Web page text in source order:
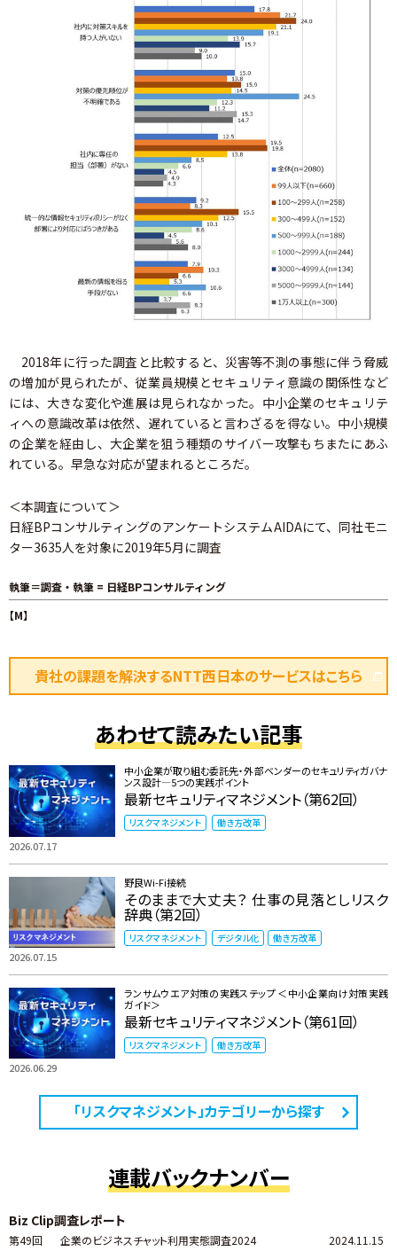
2018年に行った調査と比較すると、災害等不測の事態に伴う脅威
の増加が見られたが、従業員規模とセキュリティ意識の関係性など
には、大きな変化や進展は見られなかった。中小企業のセキュリテ
ィへの意識改革は依然、遅れていると言わざるを得ない。中小規模
の企業を経由し、大企業を狙う種類のサイバー攻撃もちまたにあふ
れている。早急な対応が望まれるところだ。
＜本調査について＞
日経BPコンサルティングのアンケートシステムAIDAにて、同社モニ
ター3635人を対象に2019年5月に調査
執筆＝調査・執筆 = 日経BPコンサルティング
【M】
貴社の課題を解決するNTT西日本のサービスはこちら
あわせて読みたい記事
2026.07.17
中小企業が取り組む委託先・外部ベンダーのセキュリティガバナ
ンス設計―5つの実践ポイント
最新セキュリティマネジメント（第62回）
リスクマネジメント 働き方改革
2026.07.15
野良Wi-Fi接続
そのままで大丈夫？ 仕事の見落としリスク
辞典（第2回）
リスクマネジメント デジタル化 働き方改革
2026.06.29
ランサムウエア対策の実践ステップ ＜中小企業向け対策実践
ガイド＞
最新セキュリティマネジメント（第61回）
リスクマネジメント 働き方改革
「リスクマネジメント」カテゴリーから探す
連載バックナンバー
Biz Clip調査レポート
第49回 企業のビジネスチャット利用実態調査2024
2024.11.15